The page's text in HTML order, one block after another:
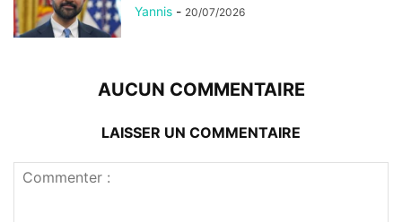
Yannis - 20/07/2026
AUCUN COMMENTAIRE
LAISSER UN COMMENTAIRE